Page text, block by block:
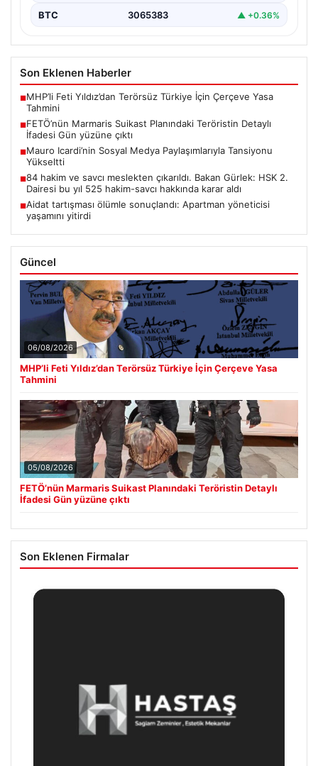
BTC 3065383 ▲ +0.36%
Son Eklenen Haberler
■MHP’li Feti Yıldız’dan Terörsüz Türkiye İçin Çerçeve Yasa
Tahmini
■FETÖ’nün Marmaris Suikast Planındaki Teröristin Detaylı
İfadesi Gün yüzüne çıktı
■Mauro Icardi’nin Sosyal Medya Paylaşımlarıyla Tansiyonu
Yükseltti
■84 hakim ve savcı meslekten çıkarıldı. Bakan Gürlek: HSK 2.
Dairesi bu yıl 525 hakim-savcı hakkında karar aldı
■Aidat tartışması ölümle sonuçlandı: Apartman yöneticisi
yaşamını yitirdi
Güncel
06/08/2026
MHP’li Feti Yıldız’dan Terörsüz Türkiye İçin Çerçeve Yasa
Tahmini
05/08/2026
FETÖ’nün Marmaris Suikast Planındaki Teröristin Detaylı
İfadesi Gün yüzüne çıktı
Son Eklenen Firmalar